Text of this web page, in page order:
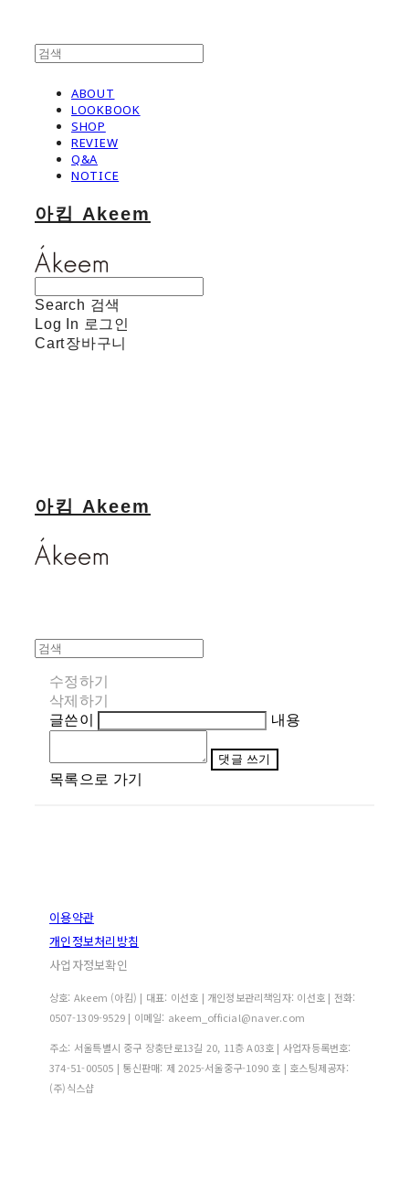
ABOUT
LOOKBOOK
SHOP
REVIEW
Q&A
NOTICE
아킴 Akeem
Search 검색
Log In 로그인
Cart장바구니
아킴 Akeem
수정하기
삭제하기
글쓴이
내용
댓글 쓰기
목록으로 가기
이용약관
개인정보처리방침
사업자정보확인
상호: Akeem (아킴) | 대표: 이선호 | 개인정보관리책임자: 이선호 | 전화:
0507-1309-9529 | 이메일: akeem_official@naver.com
주소: 서울특별시 중구 장충단로13길 20, 11층 A03호 | 사업자등록번호:
374-51-00505 | 통신판매: 제 2025-서울중구-1090 호 | 호스팅제공자:
(주)식스샵